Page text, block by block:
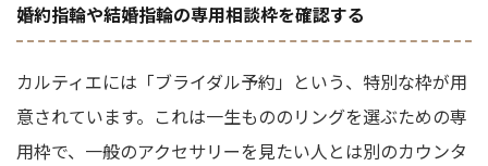
婚約指輪や結婚指輪の専用相談枠を確認する
カルティエには「ブライダル予約」という、特別な枠が用
意されています。これは一生もののリングを選ぶための専
用枠で、一般のアクセサリーを見たい人とは別のカウンタ